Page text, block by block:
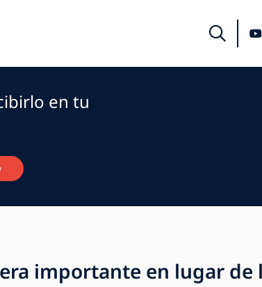
en tu
importante en lugar